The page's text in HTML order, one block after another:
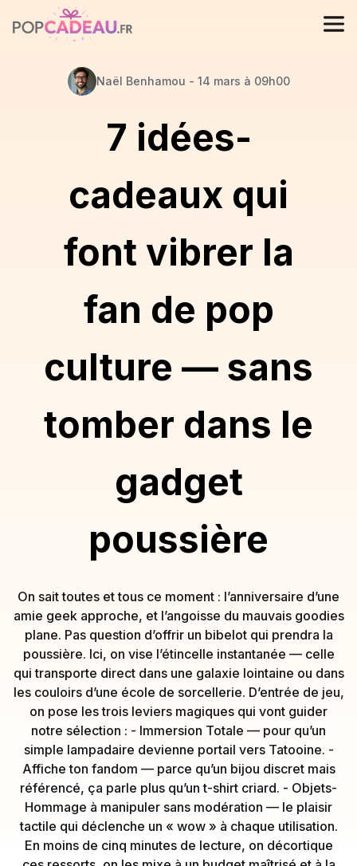
Naël Benhamou - 14 mars à 09h00
7 idées-
cadeaux qui
font vibrer la
fan de pop
culture — sans
tomber dans le
gadget
poussière
On sait toutes et tous ce moment : l’anniversaire d’une
amie geek approche, et l’angoisse du mauvais goodies
plane. Pas question d’offrir un bibelot qui prendra la
poussière. Ici, on vise l’étincelle instantanée — celle
qui transporte direct dans une galaxie lointaine ou dans
les couloirs d’une école de sorcellerie. D’entrée de jeu,
on pose les trois leviers magiques qui vont guider
notre sélection : - Immersion Totale — pour qu’un
simple lampadaire devienne portail vers Tatooine. -
Affiche ton fandom — parce qu’un bijou discret mais
référencé, ça parle plus qu’un t-shirt criard. - Objets-
Hommage à manipuler sans modération — le plaisir
tactile qui déclenche un « wow » à chaque utilisation.
En moins de cinq minutes de lecture, on décortique